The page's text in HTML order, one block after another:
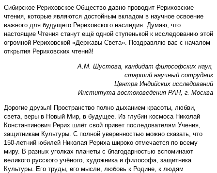
Сибирское Рериховское Общество давно проводит Рериховские
чтения, которые являются достойным вкладом в научное освоение
важного для будущего Рериховского наследия. Думаю, что
настоящие Чтения станут ещё одной ступенькой к исследованию этой
огромной Рериховской «Державы Света». Поздравляю вас с началом
открытия Рериховских чтений!
А.М. Шустова, кандидат философских наук,
старший научный сотрудник
Центра Индийских исследований
Института востоковедения РАН, г. Москва
Дорогие друзья! Пространство полно дыханием красоты, любви,
света, веры в Новый Мир, в будущее. Из глубин космоса Николай
Константинович Рерих шлёт свой привет последователям Учения,
защитникам Культуры. С полной уверенностью можно сказать, что
150-летний юбилей Николая Рериха широко отмечается по всему
миру. В разных уголках планеты с благодарностью вспоминают
великого русского учёного, художника и философа, защитника
Культуры. Его труды, его мысли, любовь к Родине, к людям